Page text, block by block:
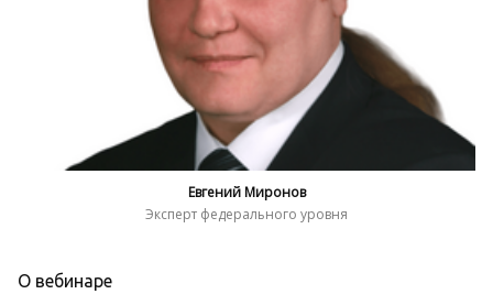
Евгений Миронов
Эксперт федерального уровня
О вебинаре